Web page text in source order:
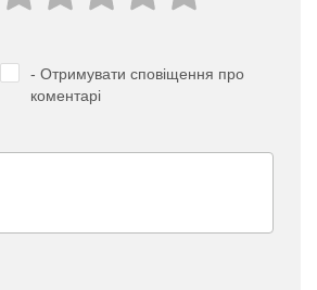
- Отримувати сповіщення про
коментарі